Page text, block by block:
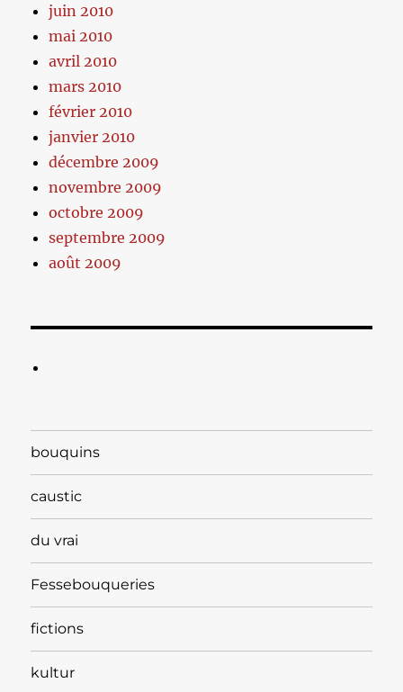
juin 2010
mai 2010
avril 2010
mars 2010
février 2010
janvier 2010
décembre 2009
novembre 2009
octobre 2009
septembre 2009
août 2009
bouquins
caustic
du vrai
Fessebouqueries
fictions
kultur